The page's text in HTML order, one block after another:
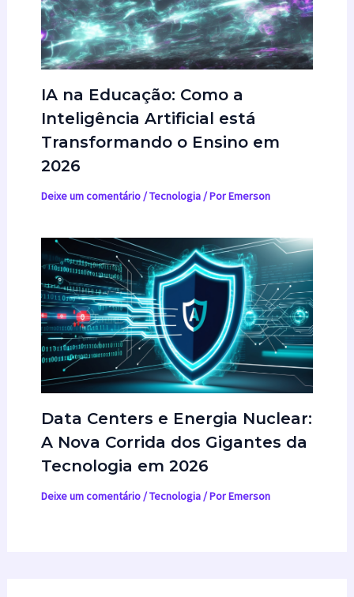
IA na Educação: Como a
Inteligência Artificial está
Transformando o Ensino em
2026
Deixe um comentário/Tecnologia/ PorEmerson
Data Centers e Energia Nuclear:
A Nova Corrida dos Gigantes da
Tecnologia em 2026
Deixe um comentário/Tecnologia/ PorEmerson